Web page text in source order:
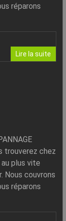
réparons
Lire la suite
trouverez chez
plus vite
Nous couvrons
réparons